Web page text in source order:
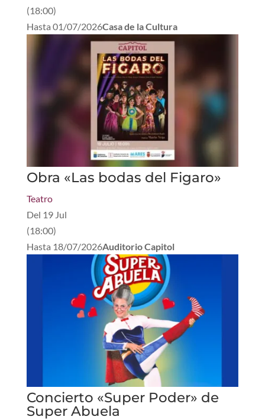
(18:00)
Hasta 01/07/2026Casa de la Cultura
Obra «Las bodas del Figaro»
Teatro
Del 19 Jul
(18:00)
Hasta 18/07/2026Auditorio Capitol
Concierto «Super Poder» de
Super Abuela